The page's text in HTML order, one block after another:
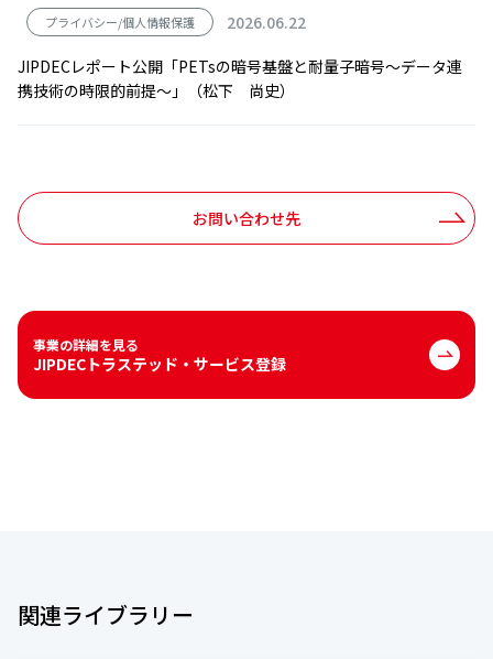
プライバシー/個人情報保護
2026.06.22
JIPDECレポート公開「PETsの暗号基盤と耐量子暗号～データ連
携技術の時限的前提～」（松下 尚史）
お問い合わせ先
事業の詳細を見る
JIPDECトラステッド・サービス登録
関連ライブラリー